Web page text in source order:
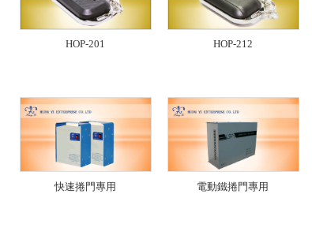
HOP-201 HOP-212
快速捲門專用 電動鐵捲門專用